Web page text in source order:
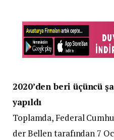
2020’den beri üçüncü
yapıldı
Toplamda, Federal
der Bellen tarafından 7